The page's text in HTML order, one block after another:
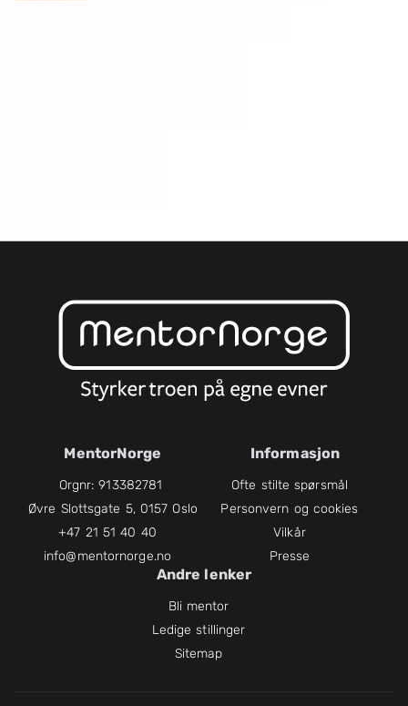
MentorNorge
Orgnr: 913382781
Øvre Slottsgate 5, 0157 Oslo
+47 21 51 40 40
info@mentornorge.no
Informasjon
Ofte stilte spørsmål
Personvern og cookies
Vilkår
Presse
Andre lenker
Bli mentor
Ledige stillinger
Sitemap